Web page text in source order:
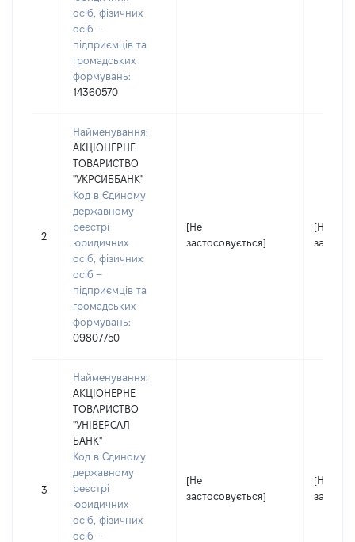
осіб, фізичних
осіб –
підприємців та
громадських
формувань:
14360570
2
Найменування:
АКЦІОНЕРНЕ
ТОВАРИСТВО
"УКРСИББАНК"
Код в Єдиному
державному
реєстрі
юридичних
осіб, фізичних
осіб –
підприємців та
громадських
формувань:
09807750
[Не
застосовується]
[Не
3
Найменування:
АКЦІОНЕРНЕ
ТОВАРИСТВО
"УНІВЕРСАЛ
БАНК"
Код в Єдиному
державному
реєстрі
юридичних
осіб, фізичних
осіб –
[Не
застосовується]
[Не